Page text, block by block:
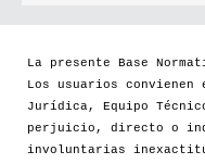
La presente Base
Los usuarios
Jurídica, Equipo
perjuicio, directo o
involuntarias